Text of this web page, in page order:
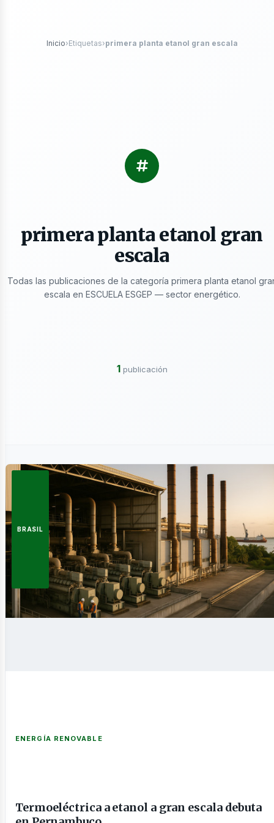
Inicio›Etiquetas›primera planta etanol gran escala
primera planta etanol gran
escala
Todas las publicaciones de la categoría primera planta etanol
escala en ESCUELA ESGEP — sector energético.
1 publicación
BRASIL
ENERGÍA RENOVABLE
Termoeléctrica a etanol a gran escala debuta